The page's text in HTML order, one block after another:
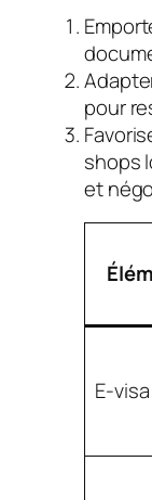
pour
shops
et
E-visa